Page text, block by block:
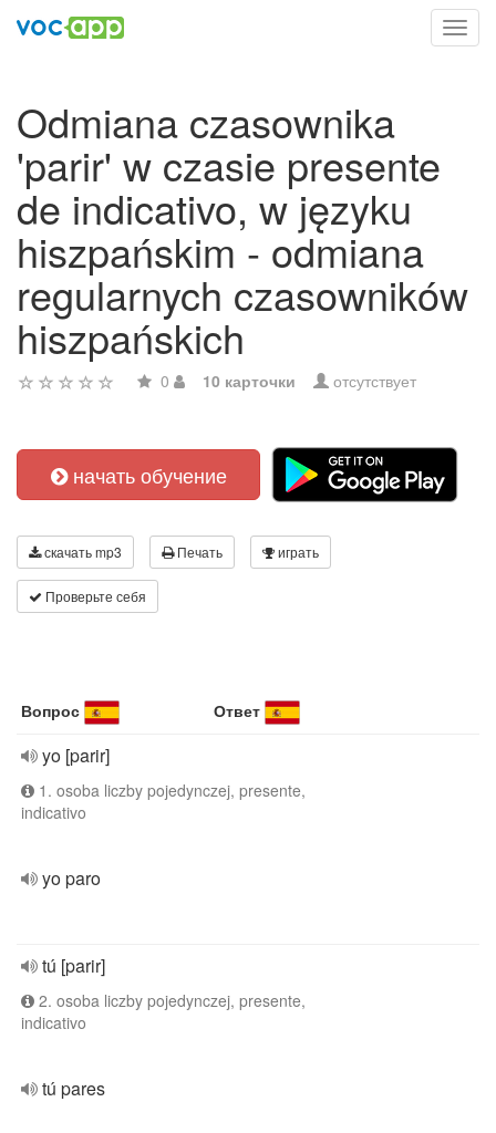
Odmiana czasownika
'parir' w czasie presente
de indicativo, w języku
hiszpańskim - odmiana
regularnych czasowników
hiszpańskich
0 10 карточки отсутствует
начать обучение
скачать mp3 Печать играть
Проверьте себя
Вопрос Ответ
yo [parir]
1. osoba liczby pojedynczej, presente,
indicativo
yo paro
tú [parir]
2. osoba liczby pojedynczej, presente,
indicativo
tú pares